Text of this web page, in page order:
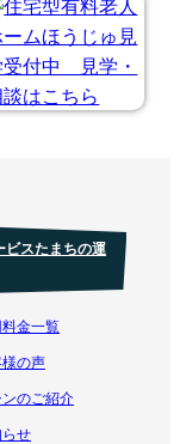
ビスたまちの運
金一覧
の声
のご紹介
せ